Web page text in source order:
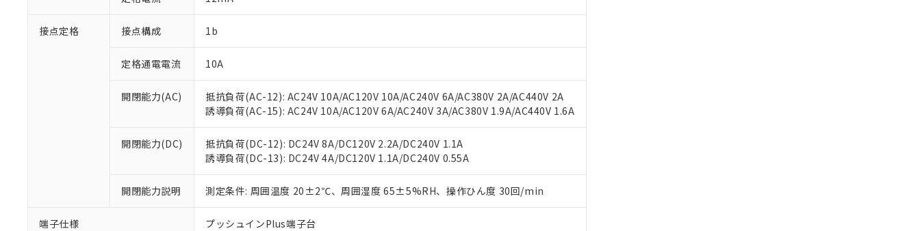
接点定格 接点構成 1b
定格通電電流 10A
開閉能力(AC)
抵抗負荷(AC-12): AC24V 10A/AC120V 10A/AC240V 6A/AC380V 2A/AC440V 2A
誘導負荷(AC-15): AC24V 10A/AC120V 6A/AC240V 3A/AC380V 1.9A/AC440V 1.6A
開閉能力(DC)
抵抗負荷(DC-12): DC24V 8A/DC120V 2.2A/DC240V 1.1A
誘導負荷(DC-13): DC24V 4A/DC120V 1.1A/DC240V 0.55A
開閉能力説明 測定条件: 周囲温度 20±2℃、周囲湿度 65±5%RH、操作ひん度 30回/min
端子仕様 プッシュインPlus端子台
本サービスは、当社制御機器事業取扱商品の当社在庫状況および標準価格(税抜)を提供させていただ
当社制御機器事業取扱商品の中には、本サービスの対象外となる商品もあることをご了承ください。
い。
正式な納期状況および標準価格はお客様のお取引先、またはお客様担当のオムロン制御機器販売店・
当社販売員にご相談ください。
在庫状況および標準価格結果を当社の事前の承諾なく第三者に漏洩または開示しないようお願いしま
す。
マイパーツ機能（部品リスト作成サービス）をご利用いただくには、I-Webメンバーズにご登録され
ている必要があります。
お客様が当ウェブサイト上で当社にご登録された部品リストについて、当社および当社の共同利用者
が、当社の製品・サービスに関するお客様との取引・商談に必要な範囲で利用することをご了承くだ
*EU RoHS指令（10物質）：
フタル酸ビス(2-エチルヘキシル) (DEHP)(別名：DOP) 1000ppm以下、フタル酸ブチルベンジル（BBP） 1000ppm以下、フタル酸ジブチ
ル（DBP） 1000ppm以下、フタル酸ジイソブチル (DIBP) 1000ppm以下
但し、RoHS指令で産業用監視および制御機器に対する適用除外項目は除く。
フタル酸エステル類の４物質については閾値を超える意図的な使用がないことを確認しています。
※2 対応予定月
部品在庫の切り替え状況などにより、予定月が前後することがあります。
※3 非含有証明書ダウンロード
「×」：最大均質材料含有率が中国RoHSの基準値を超えていることを示します。
Pb(鉛) :1000ppm、 Hg(水銀) : 1000ppm、 Cd(カドミウム) : 100ppm、
DEHP(フタル酸ビス(2-エチルヘキシル)) : 1000ppm
※2 環境保護使用期限
「ｅ」：有害物質（10物質）のすべてが基準値以下であることを示します。
味します。
「－」：未確認です。当社販売部門へお問い合わせください。
当社は、これら貴社製品のうち、外国為替および外国貿易法に定める商品（以下｢規制貨物等」とい
などの必要な手続きをとります。
ます。
当社は貴社製品を、核兵器、ミサイル、化学兵器、生物兵器またはその他武器並びにこれらの製造装
置等に一切使用いたしません。
当社は、貴社製品を第三者に販売する場合は、上記1、2および3の内容を当該第三者に通知します。
たしません。
△ 一定数には満たないが在庫あり
－
在庫なし(最新の在庫状況については、お客様のお取引先、またはお客様担当のオムロン制御
機器販売店・当社販売員にご確認ください)
空
受注生産機種、また在庫状況の情報を公開していない機種